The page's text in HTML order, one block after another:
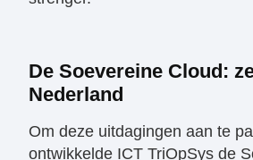
​De Soevereine Cloud:
Nederland
​Om deze uitdagingen aan te
ontwikkelde ICT TriOpSys de